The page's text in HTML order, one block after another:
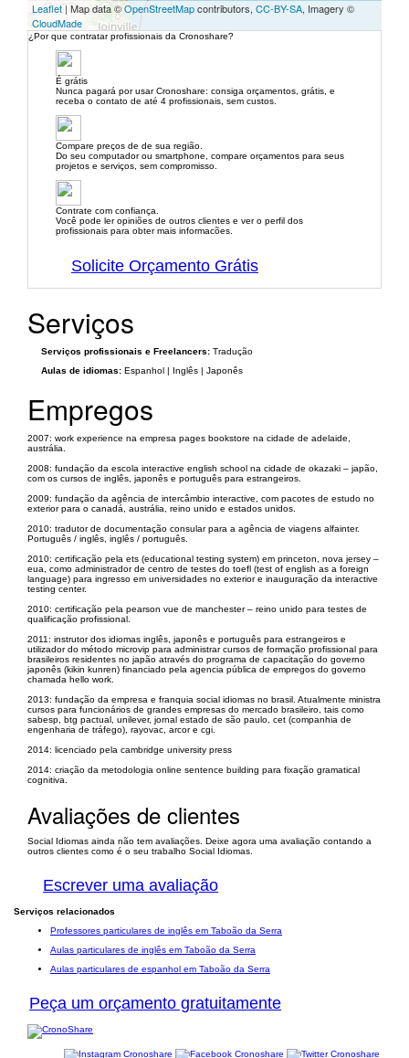
Leaflet | Map data ©OpenStreetMapcontributors, CC-BY-SA, Imagery ©
CloudMade
¿Por que contratar profissionais da Cronoshare?
É grátis
Nunca pagará por usar Cronoshare: consiga orçamentos, grátis, e
receba o contato de até 4 profissionais, sem custos.
Compare preços de de sua região.
Do seu computador ou smartphone, compare orçamentos para seus
projetos e serviços, sem compromisso.
Contrate com confiança.
Você pode ler opiniões de outros clientes e ver o perfil dos
profissionais para obter mais informacões.
Solicite Orçamento Grátis
Serviços
Serviços profissionais e Freelancers: Tradução
Aulas de idiomas: Espanhol | Inglês | Japonês
Empregos
2007: work experience na empresa pages bookstore na cidade de adelaide,
austrália.
2008: fundação da escola interactive english school na cidade de okazaki – japão,
com os cursos de inglês, japonês e português para estrangeiros.
2009: fundação da agência de intercâmbio interactive, com pacotes de estudo no
exterior para o canadá, austrália, reino unido e estados unidos.
2010: tradutor de documentação consular para a agência de viagens alfainter.
Português / inglês, inglês / português.
2010: certificação pela ets (educational testing system) em princeton, nova jersey –
eua, como administrador de centro de testes do toefl (test of english as a foreign
language) para ingresso em universidades no exterior e inauguração da interactive
testing center.
2010: certificação pela pearson vue de manchester – reino unido para testes de
qualificação profissional.
2011: instrutor dos idiomas inglês, japonês e português para estrangeiros e
utilizador do método microvip para administrar cursos de formação profissional para
brasileiros residentes no japão através do programa de capacitação do governo
japonês (kikin kunren) financiado pela agencia pública de empregos do governo
chamada hello work.
2013: fundação da empresa e franquia social idiomas no brasil. Atualmente ministra
cursos para funcionários de grandes empresas do mercado brasileiro, tais como
sabesp, btg pactual, unilever, jornal estado de são paulo, cet (companhia de
engenharia de tráfego), rayovac, arcor e cgi.
2014: licenciado pela cambridge university press
2014: criação da metodologia online sentence building para fixação gramatical
cognitiva.
Avaliações de clientes
Social Idiomas ainda não tem avaliações. Deixe agora uma avaliação contando a
outros clientes como é o seu trabalho Social Idiomas.
Escrever uma avaliação
Serviços relacionados
Professores particulares de inglês em Taboão da Serra
Aulas particulares de inglês em Taboão da Serra
Aulas particulares de espanhol em Taboão da Serra
Peça um orçamento gratuitamente